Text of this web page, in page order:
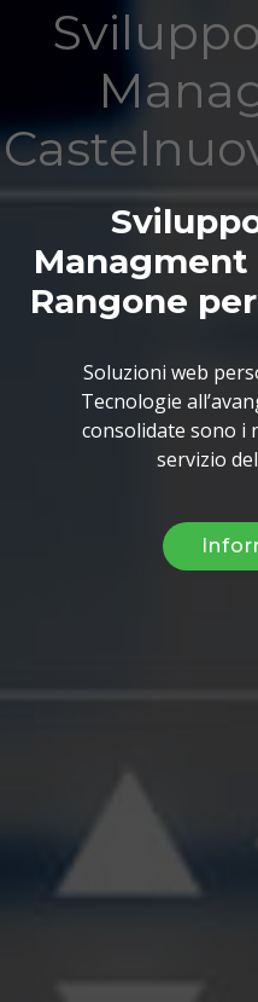
Managment
Rangone
Soluzioni web
Tecnologie
consolidate sono i
servizio